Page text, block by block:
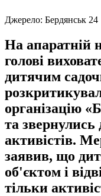
Джерело: Бердянськ 24
На апаратній
голові
дитячим
організацію
та звернулись
активістів.
заявив, що
об'єктом і
тільки